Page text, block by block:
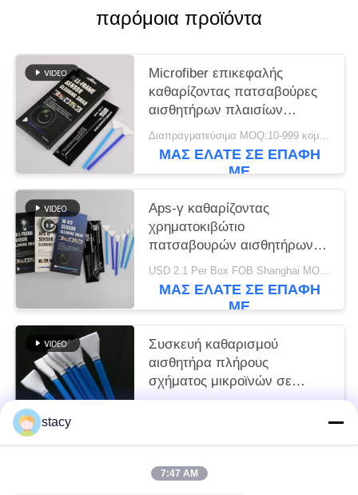
παρόμοια προϊόντα
Microfiber επικεφαλής
καθαρίζοντας πατσαβούρες
αισθητήρων πλαισίων
καμερών πλήρεις
ΜΑΣ ΕΛΆΤΕ ΣΕ ΕΠΑΦΉ
ΜΕ
Aps-γ καθαρίζοντας
χρηματοκιβώτιο
πατσαβουρών αισθητήρων
καμερών καμία βλαμμένη
μεμονωμένη συσκευασία
USD 2.1 Per Box FOB Shanghai MOQ:10 κιβώτια
ΜΑΣ ΕΛΆΤΕ ΣΕ ΕΠΑΦΉ
ΜΕ
Συσκευή καθαρισμού
αισθητήρα πλήρους
σχήματος μικροϊνών σε
σχήμα V APS-C
ΜΕ
stacy
7:47 AM